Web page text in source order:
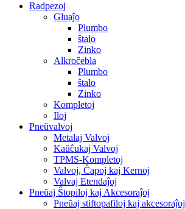
Radpezoj
Gluaĵo
Plumbo
ŝtalo
Zinko
Alkroĉebla
Plumbo
ŝtalo
Zinko
Kompletoj
Iloj
Pneŭvalvoj
Metalaj Valvoj
Kaŭĉukaj Valvoj
TPMS-Kompletoj
Valvoj, Ĉapoj kaj Kernoj
Valvaj Etendaĵoj
Pneŭaj Ŝtopiloj kaj Akcesoraĵoj
Pneŭaj stiftopafiloj kaj akcesoraĵoj